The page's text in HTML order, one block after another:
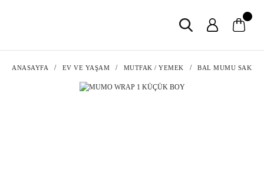
ANASAYFA EV VE YAŞAM MUTFAK / YEMEK BAL MUMU